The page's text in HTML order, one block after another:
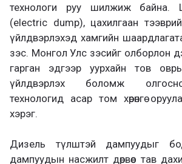
технологи руу шилжиж байна.
(electric dump), цахилгаан
үйлдвэрлэхэд хамгийн
зэс. Монгол Улс зэсийг олборлон
гарган эдгээр уурхайн тов
үйлдвэрлэх боломж
технологид асар том хөрөнгө
хэрэг.
Дизель түлштэй дампуудыг
дампуудын насжилт дөрвөөс тав